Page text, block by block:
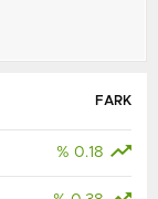
FARK
% 0.18